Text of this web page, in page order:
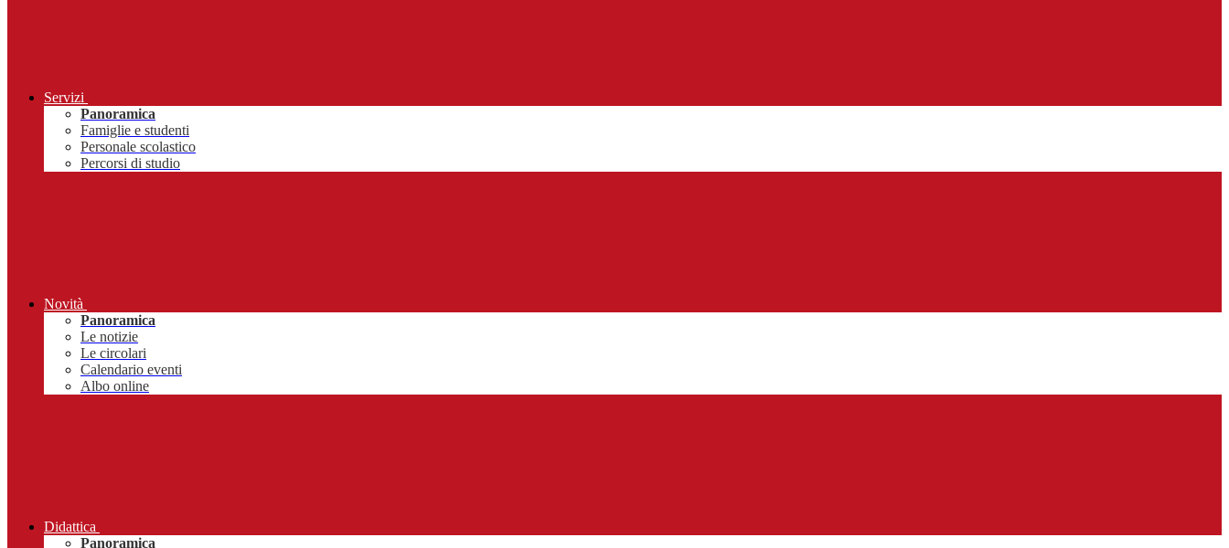
Servizi
Panoramica
Famiglie e studenti
Personale scolastico
Percorsi di studio
Novità
Panoramica
Le notizie
Le circolari
Calendario eventi
Albo online
Didattica
Panoramica